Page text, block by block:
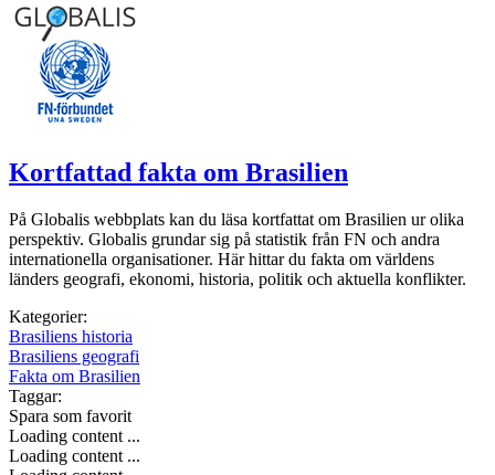
Kortfattad fakta om Brasilien
På Globalis webbplats kan du läsa kortfattat om Brasilien ur olika
perspektiv. Globalis grundar sig på statistik från FN och andra
internationella organisationer. Här hittar du fakta om världens
länders geografi, ekonomi, historia, politik och aktuella konflikter.
Kategorier:
Brasiliens historia
Brasiliens geografi
Fakta om Brasilien
Taggar:
Spara som favorit
Loading content ...
Loading content ...